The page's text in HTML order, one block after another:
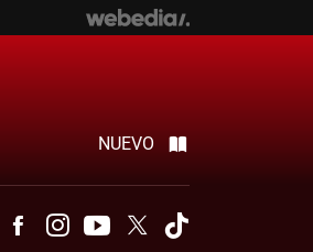
NUEVO
TelegramFacebookInstagramYoutubeTwitter